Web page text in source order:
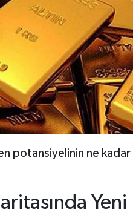
potansiyelinin ne